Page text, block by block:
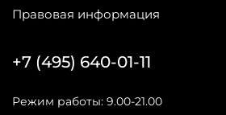
Правовая информация
+7 (495) 640-01-11
Режим работы: 9.00-21.00